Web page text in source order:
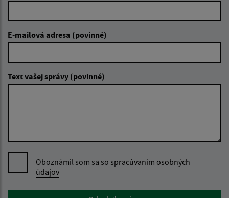
E-mailová adresa (povinné)
Text vašej správy (povinné)
Oboznámil som sa so spracúvaním osobných
údajov
Google reCaptcha Response